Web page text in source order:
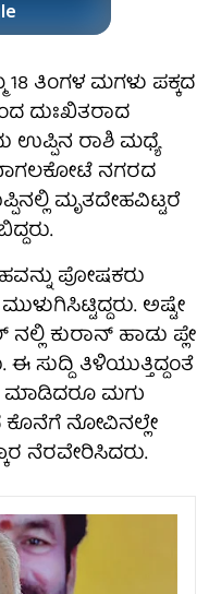
18 ತಿಂಗಳ ಮಗಳು ಪಕ್ಕದ
ದುಃಖಿತರಾದ
ಉಪ್ಪಿನ ರಾಶಿ ಮಧ್ಯೆ
ನಗರದ
ಮೃತದೇಹವಿಟ್ಟರೆ
ಪೋಷಕರು
ಅಷ್ಟೇ
ಕುರಾನ್ ಹಾಡು ಪ್ಲೇ
ಸುದ್ದಿ ತಿಳಿಯುತ್ತಿದ್ದಂತೆ
ಮಾಡಿದರೂ ಮಗು
ಕೊನೆಗೆ ನೋವಿನಲ್ಲೇ
ನೆರವೇರಿಸಿದರು.